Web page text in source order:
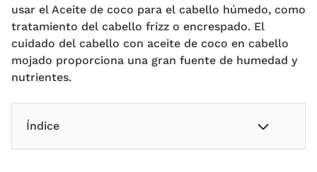
usar el Aceite de coco para el cabello húmedo, como
tratamiento del cabello frizz o encrespado. El
cuidado del cabello con aceite de coco en cabello
mojado proporciona una gran fuente de humedad y
nutrientes.
Índice